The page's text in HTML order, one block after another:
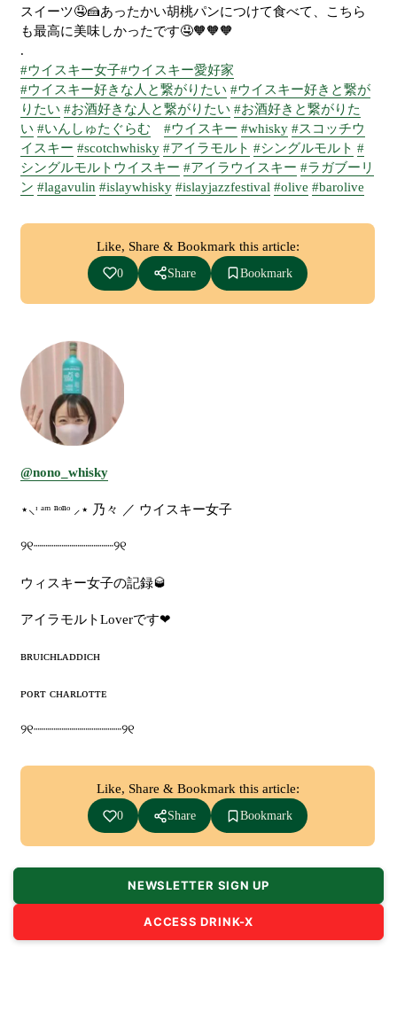
スイーツ🤤🍰あったかい胡桃パンにつけて食べて、こちら
も最高に美味しかったです🤤🧡🧡🧡
.
#ウイスキー女子#ウイスキー愛好家
#ウイスキー好きな人と繋がりたい #ウイスキー好きと繋が
りたい #お酒好きな人と繋がりたい #お酒好きと繋がりた
い #いんしゅたぐらむ #ウイスキー #whisky #スコッチウ
イスキー #scotchwhisky #アイラモルト #シングルモルト #
シングルモルトウイスキー #アイラウイスキー #ラガブーリ
ン #lagavulin #islaywhisky #islayjazzfestival #olive #barolive
Like, Share & Bookmark this article:
0 Share Bookmark
@nono_whisky
⋆⸜ᶦ ᵃᵐ ⁿᵒⁿᵒ ⸝⋆ 乃々 ／ ウイスキー女子
୨୧┈┈┈┈┈┈┈┈┈┈୨୧
ウィスキー女子の記録🥃
アイラモルトLoverです❤︎
ʙʀᴜɪᴄʜʟᴀᴅᴅɪᴄʜ
ᴘᴏʀᴛ ᴄʜᴀʀʟᴏᴛᴛᴇ
୨୧┈┈┈┈┈┈┈┈┈┈┈୨୧
Like, Share & Bookmark this article:
0 Share Bookmark
NEWSLETTER SIGN UP
ACCESS DRINK-X